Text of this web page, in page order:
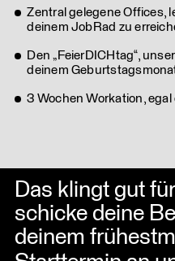
Zentral gelegene Offices,
deinem JobRad zu
Den „FeierDICHtag“,
deinem
3 Wochen Workation,
Das klingt gut
schicke deine
deinem